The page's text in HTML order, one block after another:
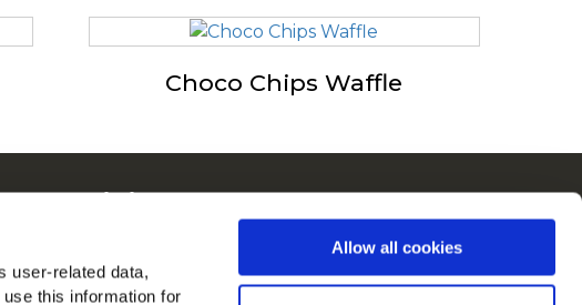
user-related data,
this information for
Allow all cookies
Choco Chips Waffle
McCain in Europa
Vind ons op